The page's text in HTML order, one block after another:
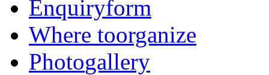
Enquiryform
Where toorganize
Photogallery